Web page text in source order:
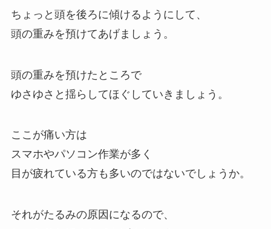
ちょっと頭を後ろに傾けるようにして、
頭の重みを預けてあげましょう。
頭の重みを預けたところで
ゆさゆさと揺らしてほぐしていきましょう。
ここが痛い方は
スマホやパソコン作業が多く
目が疲れている方も多いのではないでしょうか。
それがたるみの原因になるので、